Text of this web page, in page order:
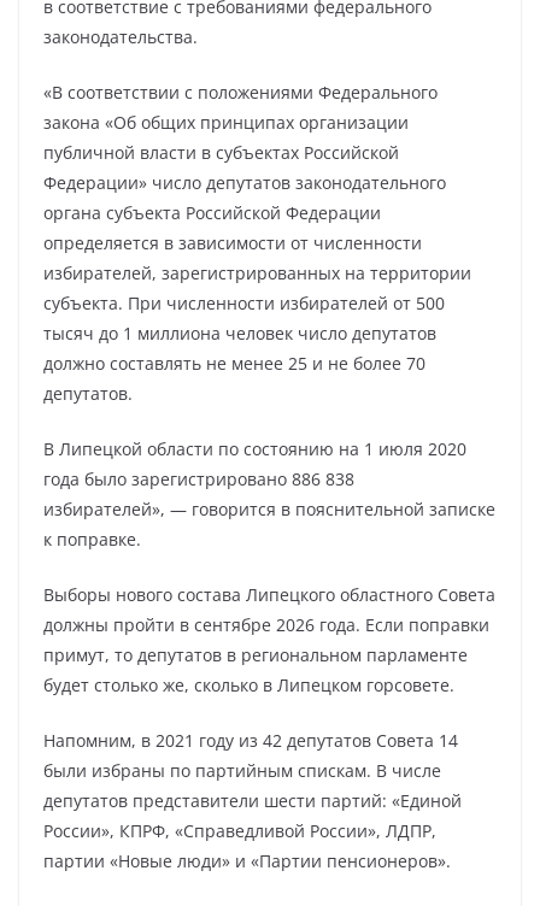
в соответствие с требованиями федерального
законодательства.
«В соответствии с положениями Федерального
закона «Об общих принципах организации
публичной власти в субъектах Российской
Федерации» число депутатов законодательного
органа субъекта Российской Федерации
определяется в зависимости от численности
избирателей, зарегистрированных на территории
субъекта. При численности избирателей от 500
тысяч до 1 миллиона человек число депутатов
должно составлять не менее 25 и не более 70
депутатов.
В Липецкой области по состоянию на 1 июля 2020
года было зарегистрировано 886 838
избирателей», — говорится в пояснительной записке
к поправке.
Выборы нового состава Липецкого областного Совета
должны пройти в сентябре 2026 года. Если поправки
примут, то депутатов в региональном парламенте
будет столько же, сколько в Липецком горсовете.
Напомним, в 2021 году из 42 депутатов Совета 14
были избраны по партийным спискам. В числе
депутатов представители шести партий: «Единой
России», КПРФ, «Справедливой России», ЛДПР,
партии «Новые люди» и «Партии пенсионеров».